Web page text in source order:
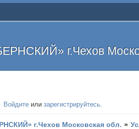
г.Чехов
Войдите илизарегистрируйтесь.
г.Чехов Московская обл. »